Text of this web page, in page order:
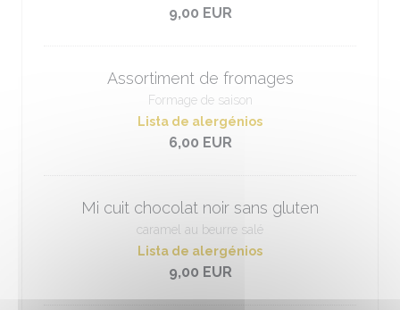
9,00 EUR
Assortiment de fromages
Formage de saison
Lista de alergénios
6,00 EUR
Mi cuit chocolat noir sans gluten
caramel au beurre salé
Lista de alergénios
9,00 EUR